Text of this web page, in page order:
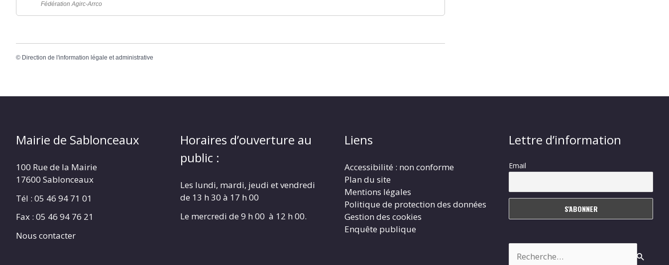
Fédération Agirc-Arrco
© Direction de l'information légale et administrative
Mairie de Sablonceaux
100 Rue de la Mairie
17600 Sablonceaux
Tél : 05 46 94 71 01
Fax : 05 46 94 76 21
Nous contacter
Horaires d’ouverture au
public :
Les lundi, mardi, jeudi et vendredi
de 13 h 30 à 17 h 00
Le mercredi de 9 h 00 à 12 h 00.
Liens
Accessibilité : non conforme
Plan du site
Mentions légales
Politique de protection des données
Gestion des cookies
Enquête publique
Lettre d’information
Email